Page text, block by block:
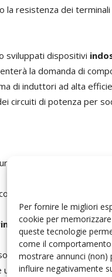
Per fornire le migliori
cookie per
queste tecnologie
come il
mostrare annunci (non)
influire negativamente
la resistenza dei
sviluppati dispositivi
la domanda di
di induttori ad alta
circuiti di potenza per
stereo true
dimensioni
realizzato con un
circuito di potenza